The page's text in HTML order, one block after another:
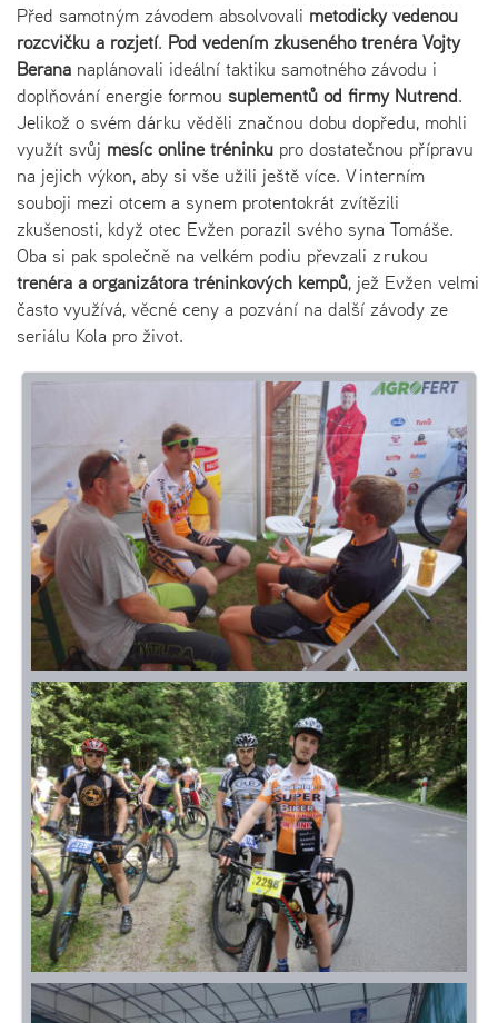
Před samotným závodem absolvovali metodicky vedenou
rozcvičku a rozjetí. Pod vedením zkušeného trenéra Vojty
Berana naplánovali ideální taktiku samotného závodu i
doplňování energie formou suplementů od firmy Nutrend.
Jelikož o svém dárku věděli značnou dobu dopředu, mohli
využít svůj měsíc online tréninku pro dostatečnou přípravu
na jejich výkon, aby si vše užili ještě více. V interním
souboji mezi otcem a synem protentokrát zvítězili
zkušenosti, když otec Evžen porazil svého syna Tomáše.
Oba si pak společně na velkém podiu převzali z rukou
trenéra a organizátora tréninkových kempů, jež Evžen velmi
často využívá, věcné ceny a pozvání na další závody ze
seriálu Kola pro život.